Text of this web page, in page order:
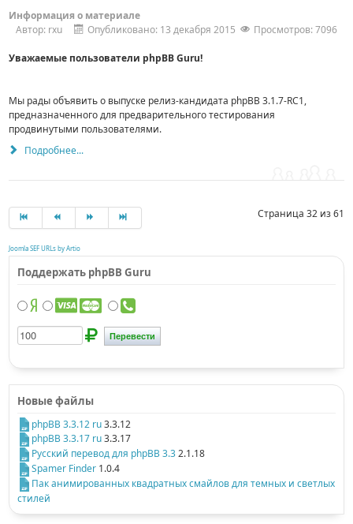
Информация о материале
Автор: rxu Опубликовано: 13 декабря 2015 Просмотров: 7096
Уважаемые пользователи phpBB Guru!
Мы рады объявить о выпуске релиз-кандидата phpBB 3.1.7-RC1,
предназначенного для предварительного тестирования
продвинутыми пользователями.
Подробнее...
Страница 32 из 61
Joomla SEF URLs by Artio
Поддержать phpBB Guru
Новые файлы
phpBB 3.3.12 ru3.3.12
phpBB 3.3.17 ru3.3.17
Русский перевод для phpBB 3.32.1.18
Spamer Finder 1.0.4
Пак анимированных квадратных смайлов для темных и светлых
стилей